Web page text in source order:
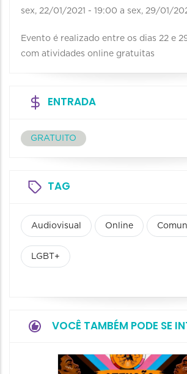
sex, 22/01/2021 - 19:00 a sex, 29/01/
Evento é realizado entre os dias 22 e
com atividades online gratuitas
ENTRADA
GRATUITO
TAG
Audiovisual Online
LGBT+
VOCÊ TAMBÉM PODE SE